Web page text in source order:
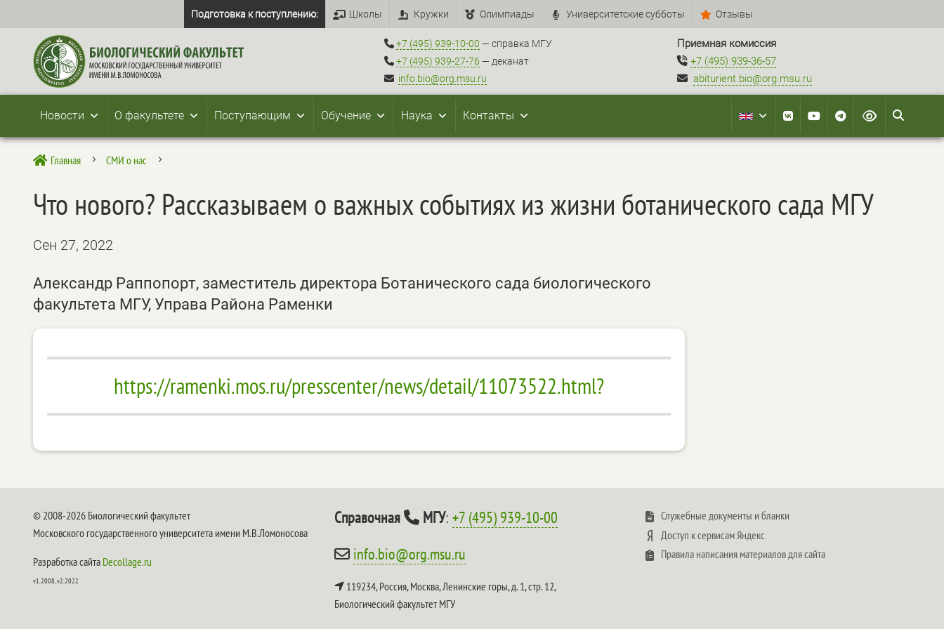
Подготовка к поступлению: Школы Кружки Олимпиады Университетские субботы Отзывы
+7 (495) 939-10-00 — справка МГУ
+7 (495) 939-27-76 — деканат
info.bio@org.msu.ru
Приемная комиссия
+7 (495) 939-36-57
abiturient.bio@org.msu.ru
Новости О факультете Поступающим Обучение Наука Контакты
 Главная 5 СМИ о нас 5
Что нового? Рассказываем о важных событиях из жизни ботанического сада МГУ
Сен 27, 2022
Александр Раппопорт, заместитель директора Ботанического сада биологического
факультета МГУ, Управа Района Раменки
https://ramenki.mos.ru/presscenter/news/detail/11073522.html?
© 2008-2026 Биологический факультет
Московского государственного университета имени М.В.Ломоносова
Разработка сайта Decollage.ru
v1.2008, v2.2022
Справочная МГУ:+7 (495) 939-10-00
info.bio@org.msu.ru
119234, Россия, Москва, Ленинские горы, д. 1, стр. 12,
Биологический факультет МГУ
Служебные документы и бланки
Доступ к сервисам Яндекс
Правила написания материалов для сайта